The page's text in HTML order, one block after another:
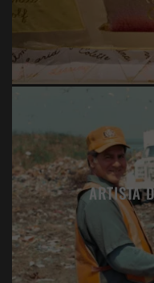
ARTISTA